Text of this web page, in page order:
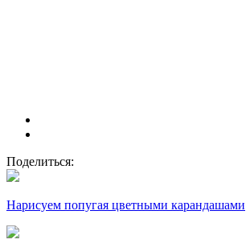
Поделиться:
Нарисуем попугая цветными карандашами